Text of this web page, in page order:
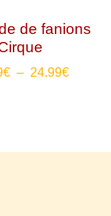
de fanions
€ – 24.99€